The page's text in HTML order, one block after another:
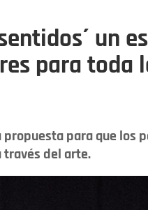
un
para toda
para que los
del arte.